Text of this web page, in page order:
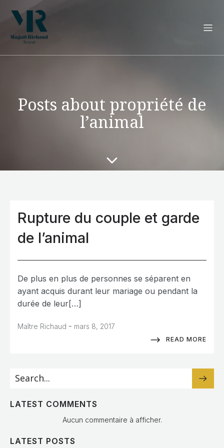
Posts about propriété de
l’animal
Rupture du couple et garde
de l’animal
De plus en plus de personnes se séparent en
ayant acquis durant leur mariage ou pendant la
durée de leur[…]
Maître Richaud - mars 8, 2017
READ MORE
LATEST COMMENTS
Aucun commentaire à afficher.
LATEST POSTS